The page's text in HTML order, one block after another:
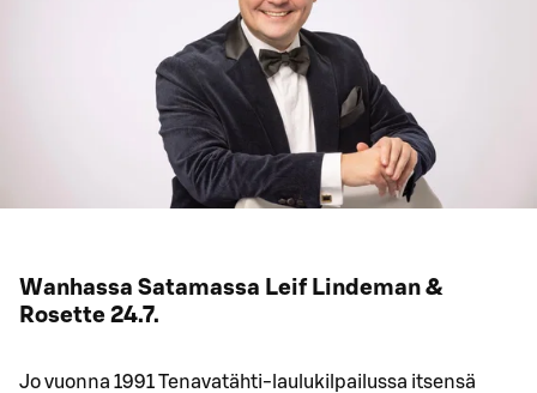
Wanhassa Satamassa Leif Lindeman &
Rosette 24.7.
Jo vuonna 1991 Tenavatähti-laulukilpailussa itsensä